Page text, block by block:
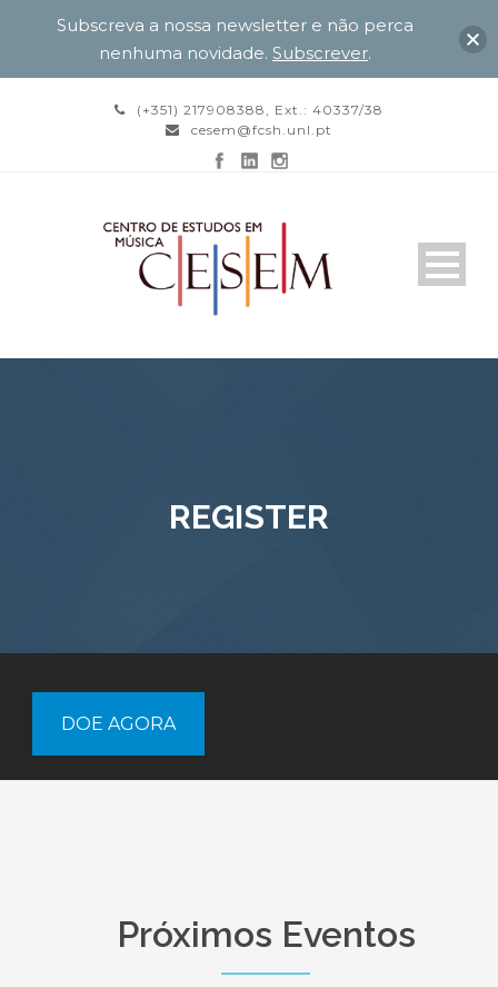
(+351) 217908388, Ext.: 40337/38
cesem@fcsh.unl.pt
REGISTER
DOE AGORA
Próximos Eventos
Subscreva a nossa newsletter e não perca
nenhuma novidade. Subscrever.